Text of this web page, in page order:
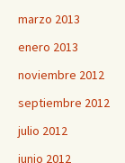
marzo 2013
enero 2013
noviembre 2012
septiembre 2012
julio 2012
junio 2012